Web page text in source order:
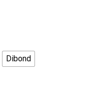
Dibond